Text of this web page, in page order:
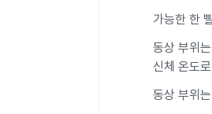
가능한 한
동상 부위
신체 온도
동상 부위